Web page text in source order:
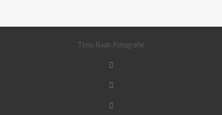
Timo Raab Fotografie